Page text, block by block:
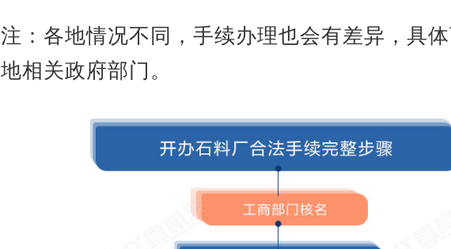
注：各地情况不同，手续办理也会有差异，具
地相关政府部门。